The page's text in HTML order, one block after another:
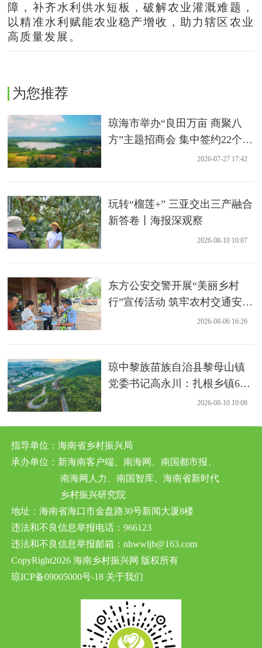
障，补齐水利供水短板，破解农业灌溉难题，
以精准水利赋能农业稳产增收，助力辖区农业
高质量发展。
为您推荐
琼海市举办“良田万亩 商聚八
方”主题招商会 集中签约22个农
2026-07-27 17:42
玩转“榴莲+” 三亚交出三产融合
新答卷丨海报深观察
2026-08-10 10:07
东方公安交警开展“美丽乡村
行”宣传活动 筑牢农村交通安全
2026-08-06 16:26
琼中黎族苗族自治县黎母山镇
党委书记高永川：扎根乡镇6
年，把党建优势转化为富民实
2026-08-10 10:08
指导单位：海南省乡村振兴局
承办单位：新海南客户端、南海网、南国都市报、
南海网人力、南国智库、海南省新时代
乡村振兴研究院
地址：海南省海口市金盘路30号新闻大厦8楼
违法和不良信息举报电话：966123
违法和不良信息举报邮箱：nhwwljb@163.com
CopyRight2026 海南乡村振兴网 版权所有
琼ICP备09005000号-18 关于我们